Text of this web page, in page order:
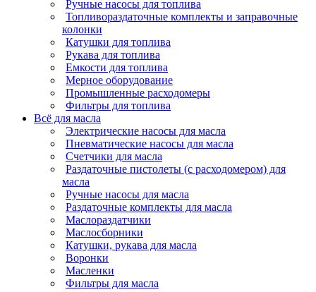
Ручные насосы для топлива
Топливораздаточные комплекты и заправочные
колонки
Катушки для топлива
Рукава для топлива
Емкости для топлива
Мерное оборудование
Промышленные расходомеры
Фильтры для топлива
Всё для масла
Электрические насосы для масла
Пневматические насосы для масла
Счетчики для масла
Раздаточные пистолеты (с расходомером) для
масла
Ручные насосы для масла
Раздаточные комплекты для масла
Маслораздатчики
Маслосборники
Катушки, рукава для масла
Воронки
Масленки
Фильтры для масла